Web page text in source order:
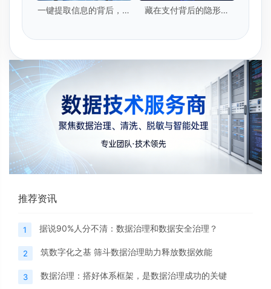
一键提取信息的背后，你
藏在支付背后的隐形卫
推荐资讯
1 据说90%人分不清：数据治理和数据安全治理？
2 筑数字化之基 筛斗数据治理助力释放数据效能
3 数据治理：搭好体系框架，是数据治理成功的关键